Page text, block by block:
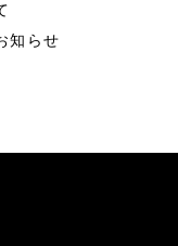
知らせ